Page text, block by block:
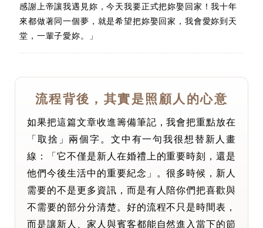
感謝上帝讓我遇見妳，今天我要正式把妳娶回家！我十年
來都做著同一個夢，就是希望把妳娶回家，我會愛妳到天
堂，一輩子愛妳。」
流程背後，其實是照顧人的心意
如果把這篇文章收進籌備筆記，我會把重點放在
「取捨」兩個字。文中有一句我很想替新人畫
線：「它不僅是新人在婚禮上的重要時刻，還是
他們今後生活中的重要紀念」。很多時候，新人
需要的不是更多資訊，而是有人陪你們把喜歡與
不需要的部分分清楚。好的流程不只是時間表，
而是讓新人、家人與賓客都能自然進入當下的節